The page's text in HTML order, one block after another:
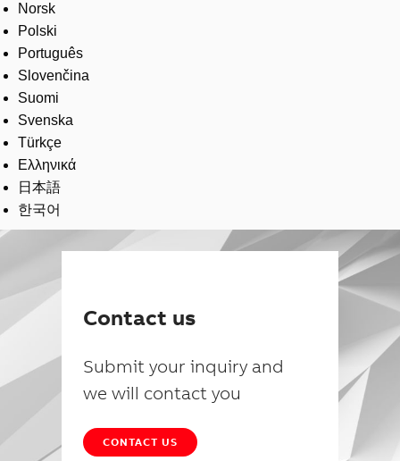
Norsk
Polski
Português
Slovenčina
Suomi
Svenska
Türkçe
Ελληνικά
日本語
한국어
Contact us
Submit your inquiry and
we will contact you
CONTACT US